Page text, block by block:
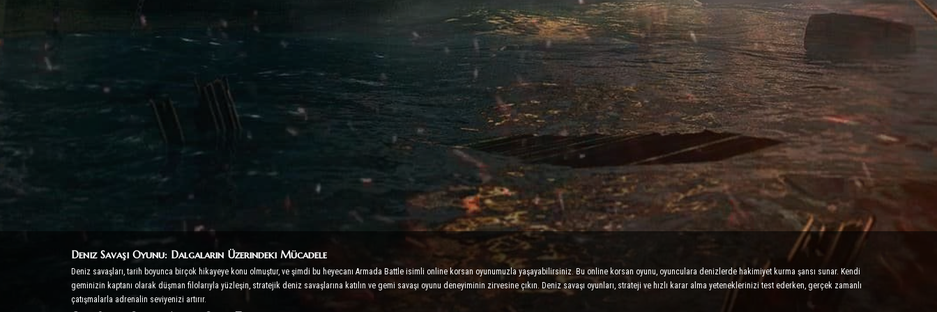
Deniz Savaşı Oyunu: Dalgaların Üzerindeki Mücadele
Deniz savaşları, tarih boyunca birçok hikayeye konu olmuştur, ve şimdi bu heyecanı Armada Battle isimli online korsan oyunumuzla yaşayabilirsiniz. Bu online korsan oyunu, oyunculara denizlerde hakimiyet kurma şansı sunar. Kendi
geminizin kaptanı olarak düşman filolarıyla yüzleşin, stratejik deniz savaşlarına katılın ve gemi savaşı oyunu deneyiminin zirvesine çıkın. Deniz savaşı oyunları, strateji ve hızlı karar alma yeteneklerinizi test ederken, gerçek zamanlı
çatışmalarla adrenalin seviyenizi artırır.